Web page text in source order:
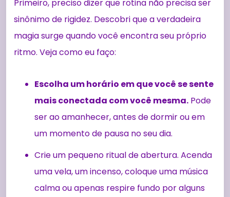
Primeiro, preciso dizer que rotina não precisa ser
sinônimo de rigidez. Descobri que a verdadeira
magia surge quando você encontra seu próprio
ritmo. Veja como eu faço:
Escolha um horário em que você se sente
mais conectada com você mesma. Pode
ser ao amanhecer, antes de dormir ou em
um momento de pausa no seu dia.
Crie um pequeno ritual de abertura. Acenda
uma vela, um incenso, coloque uma música
calma ou apenas respire fundo por alguns